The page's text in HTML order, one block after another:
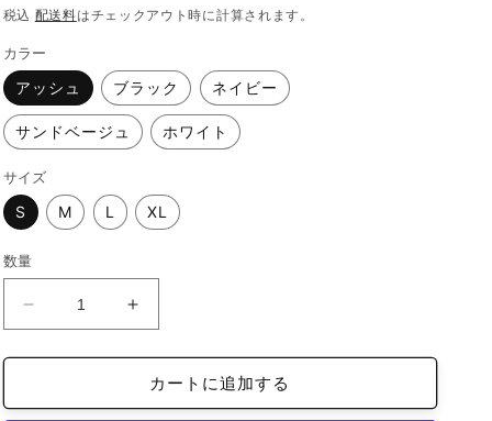
常
価
格
税込 配送料はチェックアウト時に計算されます。
カラー
アッシュ ブラック ネイビー
サンドベージュ ホワイト
サイズ
S M L XL
数量
ャ
T
ャ
ツカートに追加する